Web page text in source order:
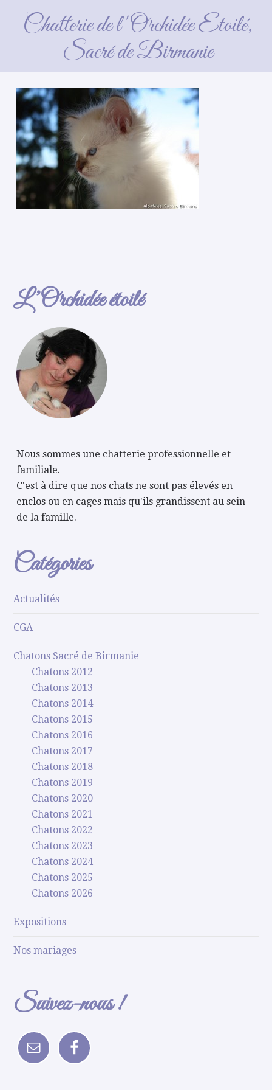
Chatterie de l'Orchidée Etoilé,
Sacré de Birmanie
L’Orchidée étoilé
Nous sommes une chatterie professionnelle et
familiale.
C'est à dire que nos chats ne sont pas élevés en
enclos ou en cages mais qu'ils grandissent au sein
de la famille.
Catégories
Actualités
CGA
Chatons Sacré de Birmanie
Chatons 2012
Chatons 2013
Chatons 2014
Chatons 2015
Chatons 2016
Chatons 2017
Chatons 2018
Chatons 2019
Chatons 2020
Chatons 2021
Chatons 2022
Chatons 2023
Chatons 2024
Chatons 2025
Chatons 2026
Expositions
Nos mariages
Suivez-nous !